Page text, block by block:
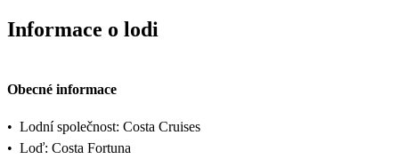
Informace o lodi
Obecné informace
• Lodní společnost: Costa Cruises
• Loď: Costa Fortuna